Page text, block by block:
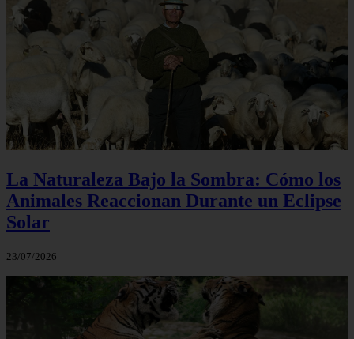
La Naturaleza Bajo la Sombra: Cómo los
Animales Reaccionan Durante un Eclipse
Solar
23/07/2026